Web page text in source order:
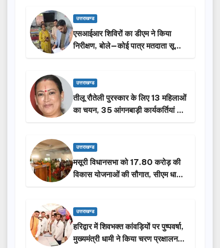
उत्तराखण्ड
एसआईआर शिविरों का डीएम ने किया
निरीक्षण, बोले—कोई पात्र मतदाता सूची
से न छूटे…
उत्तराखण्ड
तीलू रौतेली पुरस्कार के लिए 13 महिलाओं
का चयन, 35 आंगनबाड़ी कार्यकर्तियां भी
होंगी सम्मानित…
उत्तराखण्ड
मसूरी विधानसभा को 17.80 करोड़ की
विकास योजनाओं की सौगात, सीएम धामी
ने किया लोकार्पण-शिलान्यास.
उत्तराखण्ड
हरिद्वार में शिवभक्त कांवड़ियों पर पुष्पवर्षा,
मुख्यमंत्री धामी ने किया चरण प्रक्षालन…